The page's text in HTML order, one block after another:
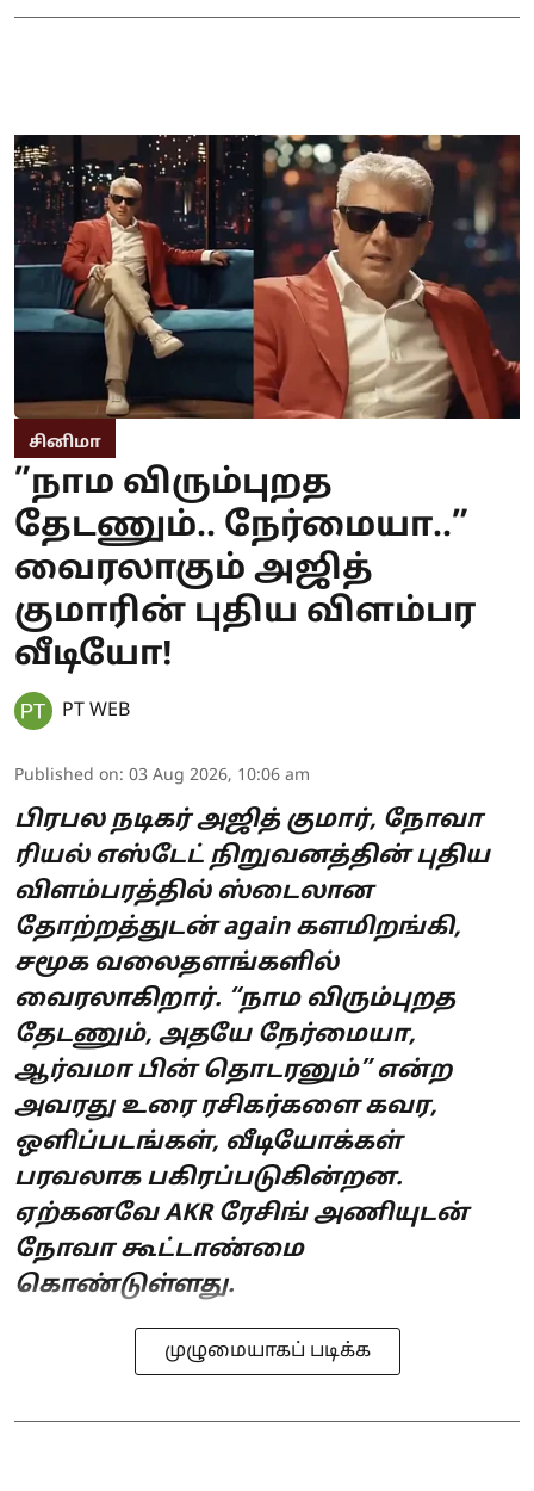
சினிமா
”நாம விரும்புறத
தேடணும்.. நேர்மையா..”
வைரலாகும் அஜித்
குமாரின் புதிய விளம்பர
வீடியோ!
PT WEB
Published on: 03 Aug 2026, 10:06 am
பிரபல நடிகர் அஜித் குமார், நோவா
ரியல் எஸ்டேட் நிறுவனத்தின் புதிய
விளம்பரத்தில் ஸ்டைலான
தோற்றத்துடன் again களமிறங்கி,
சமூக வலைதளங்களில்
வைரலாகிறார். “நாம விரும்புறத
தேடணும், அதயே நேர்மையா,
ஆர்வமா பின் தொடரனும்” என்ற
அவரது உரை ரசிகர்களை கவர,
ஒளிப்படங்கள், வீடியோக்கள்
பரவலாக பகிரப்படுகின்றன.
ஏற்கனவே AKR ரேசிங் அணியுடன்
நோவா கூட்டாண்மை
கொண்டுள்ளது.
முழுமையாகப் படிக்க